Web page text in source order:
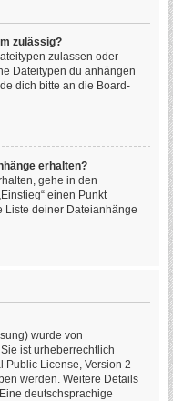
zulässig?
zulassen oder
Dateitypen du anhängen
dich bitte an die Board-
erhalten?
gehe in den
einen Punkt
Liste deiner Dateianhänge
wurde von
ist urheberrechtlich
Public License, Version 2
werden. Weitere Details
deutschsprachige